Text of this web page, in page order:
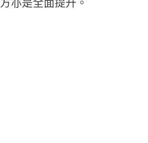
方亦是全面提升。